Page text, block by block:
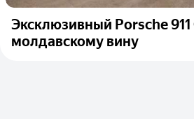
Эксклюзивный Porsche 911
молдавскому вину